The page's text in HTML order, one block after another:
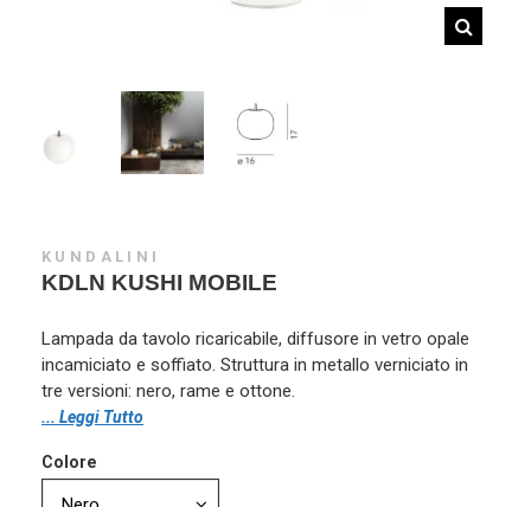
KUNDALINI
KDLN KUSHI MOBILE
Lampada da tavolo ricaricabile, diffusore in vetro opale
incamiciato e soffiato. Struttura in metallo verniciato in
tre versioni: nero, rame e ottone.
... Leggi Tutto
Colore